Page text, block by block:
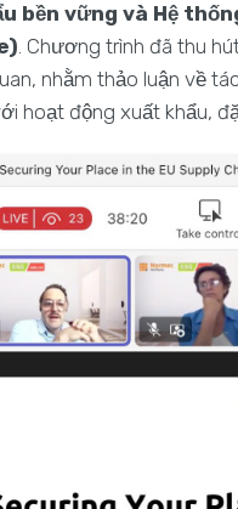
bền vững và Hệ
. Chương trình đã thu
nhằm thảo luận về
hoạt động xuất khẩu,